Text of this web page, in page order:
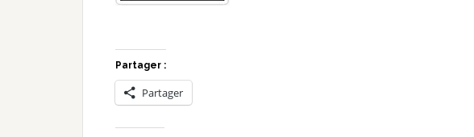
Partager :
Partager